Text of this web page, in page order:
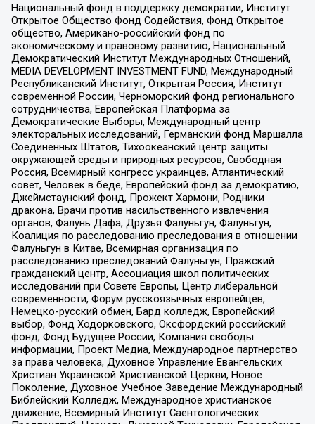
Национальный фонд в поддержку демократии, Институт
Открытое Общество Фонд Содействия, Фонд Открытое
общество, Американо-российский фонд по
экономическому и правовому развитию, Национальный
Демократический Институт Международных Отношений,
MEDIA DEVELOPMENT INVESTMENT FUND, Международный
Республиканский Институт, Открытая Россия, Институт
современной России, Черноморский фонд регионального
сотрудничества, Европейская Платформа за
Демократические Выборы, Международный центр
электоральных исследований, Германский фонд Маршалла
Соединенных Штатов, Тихоокеанский центр защиты
окружающей среды и природных ресурсов, Свободная
Россия, Всемирный конгресс украинцев, Атлантический
совет, Человек в беде, Европейский фонд за демократию,
Джеймстаунский фонд, Прожект Хармони, Родники
дракона, Врачи против насильственного извлечения
органов, Фалунь Дафа, Друзья Фалуньгун, Фалуньгун,
Коалиция по расследованию преследования в отношении
Фалуньгун в Китае, Всемирная организация по
расследованию преследований Фалуньгун, Пражский
гражданский центр, Ассоциация школ политических
исследований при Совете Европы, Центр либеральной
современности, Форум русскоязычных европейцев,
Немецко-русский обмен, Бард колледж, Европейский
выбор, Фонд Ходорковского, Оксфордский российский
фонд, Фонд Будущее России, Компания свободы
информации, Проект Медиа, Международное партнерство
за права человека, Духовное Управление Евангельских
Христиан Украинской Христианской Церкви, Новое
Поколение, Духовное Учебное Заведение Международный
Библейский Колледж, Международное христианское
движение, Всемирный Институт Саентологических